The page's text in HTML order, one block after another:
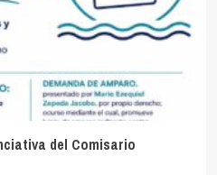
del Comisario